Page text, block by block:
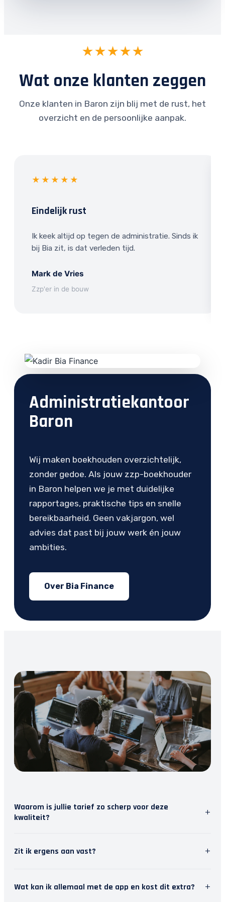
★★★★★
Wat onze klanten zeggen
Onze klanten in Baron zijn blij met de rust, het
overzicht en de persoonlijke aanpak.
★★★★★
Eindelijk rust
Ik keek altijd op tegen de administratie. Sinds ik
bij Bia zit, is dat verleden tijd.
Mark de Vries
Zzp'er in de bouw
Administratiekantoor
Baron
Wij maken boekhouden overzichtelijk,
zonder gedoe. Als jouw zzp-boekhouder
in Baron helpen we je met duidelijke
rapportages, praktische tips en snelle
bereikbaarheid. Geen vakjargon, wel
advies dat past bij jouw werk én jouw
ambities.
Over Bia Finance
Waarom is jullie tarief zo scherp voor deze
kwaliteit?
+
werk te automatiseren, besparen we tijd. Die tijd
Zit ik ergens aan vast? +
abonnement maandelijks opzeggen. Het stopt dan
Wat kan ik allemaal met de app en kost dit extra? +